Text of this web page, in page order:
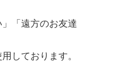
「遠方のお友達
しております。